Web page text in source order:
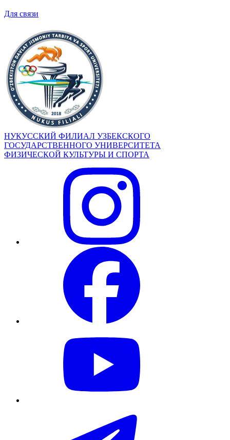
Для связи
НУКУССКИЙ ФИЛИАЛ УЗБЕКСКОГО
ГОСУДАРСТВЕННОГО УНИВЕРСИТЕТА
ФИЗИЧЕСКОЙ КУЛЬТУРЫ И СПОРТА